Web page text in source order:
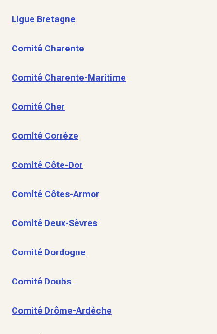
Ligue Bretagne
Comité Charente
Comité Charente-Maritime
Comité Cher
Comité Corrèze
Comité Côte-Dor
Comité Côtes-Armor
Comité Deux-Sèvres
Comité Dordogne
Comité Doubs
Comité Drôme-Ardèche